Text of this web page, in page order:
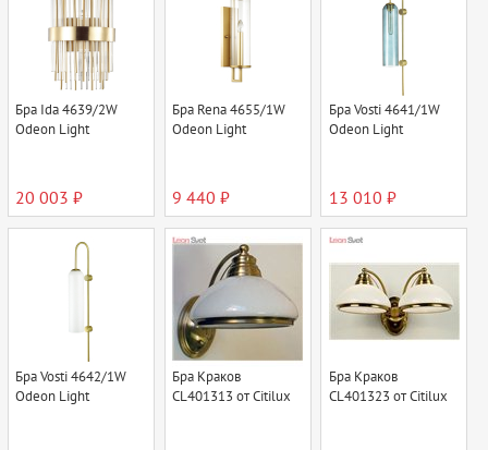
Бра Ida 4639/2W
Odeon Light
20 003 ₽
Бра Rena 4655/1W
Odeon Light
9 440 ₽
Бра Vosti 4641/1W
Odeon Light
13 010 ₽
Бра Vosti 4642/1W
Odeon Light
Бра Краков
CL401313 от Citilux
Бра Краков
CL401323 от Citilux